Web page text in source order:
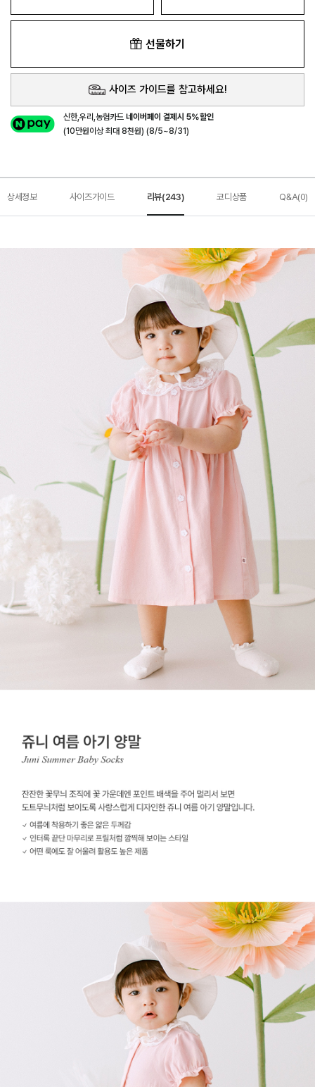
선물하기
사이즈 가이드를 참고하세요!
신한,우리,농협카드네이버페이 결제시 5%할인
(10만원이상 최대 8천원) (8/5~8/31)
상세정보 사이즈가이드 리뷰(243) 코디상품 Q&A(0)